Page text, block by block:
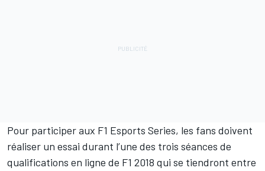
Pour participer aux F1 Esports Series, les fans doivent
réaliser un essai durant l’une des trois séances de
qualifications en ligne de F1 2018 qui se tiendront entre